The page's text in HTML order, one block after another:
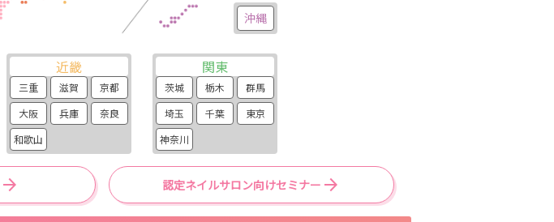
関東
茨城 栃木
群馬
埼玉
千葉
東京
神奈川
近畿
三重 滋賀
京都
大阪
兵庫
奈良
和歌山
沖縄
認定ネイルサロン向けセミナー